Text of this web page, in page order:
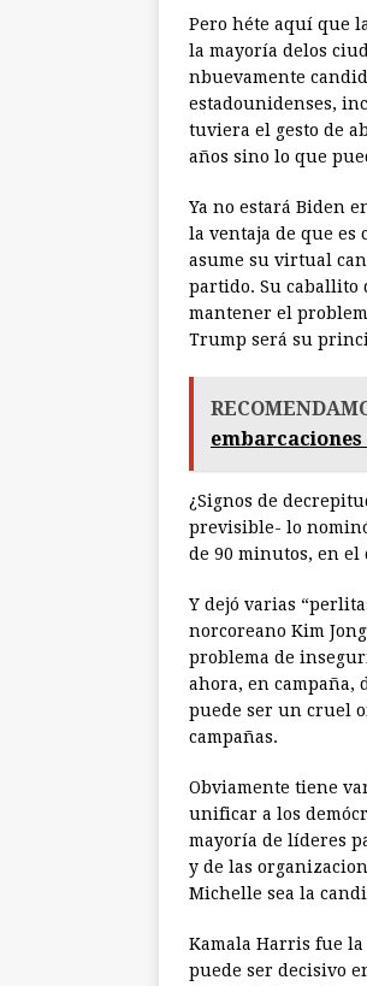
Pero héte aquí que
la mayoría delos
nbuevamente
estadounidenses,
tuviera el gesto de
años sino lo que
Ya no estará Biden
la ventaja de que es
asume su virtual
partido. Su caballito
mantener el
Trump será su
¿Signos de
previsible- lo
de 90 minutos, en el
Y dejó varias
norcoreano Kim
problema de
ahora, en campaña,
puede ser un cruel
campañas.
Obviamente tiene
unificar a los
mayoría de líderes
y de las
Michelle sea la
Kamala Harris fue
puede ser decisivo